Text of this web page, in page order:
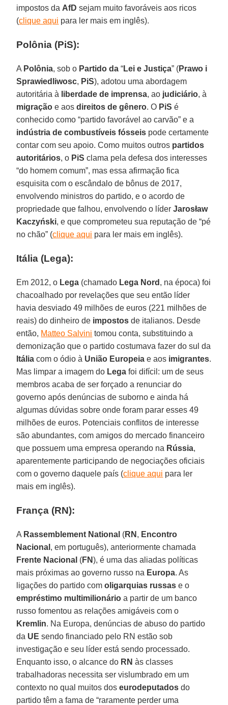
impostos da AfD sejam muito favoráveis aos ricos
(clique aqui para ler mais em inglês).
Polônia (PiS):
A Polônia, sob o Partido da“Lei e Justiça” (Prawo i
Sprawiedliwosc, PiS), adotou uma abordagem
autoritária à liberdade de imprensa, ao judiciário, à
migração e aosdireitos de gênero. O PiS é
conhecido como “partido favorável ao carvão” e a
indústria de combustíveis fósseis pode certamente
contar com seu apoio. Como muitos outros partidos
autoritários, o PiS clama pela defesa dos interesses
“do homem comum”, mas essa afirmação fica
esquisita com o escândalo de bônus de 2017,
envolvendo ministros do partido, e o acordo de
propriedade que falhou, envolvendo o líderJarosław
Kaczyński, e que comprometeu sua reputação de “pé
no chão” (clique aqui para ler mais em inglês).
Itália (Lega):
Em 2012, o Lega (chamado Lega Nord , na época) foi
chacoalhado por revelações que seu então líder
havia desviado 49 milhões de euros (221 milhões de
reais) do dinheiro de impostos de italianos. Desde
então, Matteo Salvini tomou conta, substituindo a
demonização que o partido costumava fazer do sul da
Itália com o ódio à União Europeia e aos imigrantes.
Mas limpar a imagem do Lega foi difícil: um de seus
membros acaba de ser forçado a renunciar do
governo após denúncias de suborno e ainda há
algumas dúvidas sobre onde foram parar esses 49
milhões de euros. Potenciais conflitos de interesse
são abundantes, com amigos do mercado financeiro
que possuem uma empresa operando na Rússia,
aparentemente participando de negociações oficiais
com o governo daquele país (clique aqui para ler
mais em inglês).
França (RN):
A Rassemblement National (RN , Encontro
Nacional , em português), anteriormente chamada
Frente Nacional (FN), é uma das aliadas políticas
mais próximas ao governo russo na Europa. As
ligações do partido comoligarquias russas e o
empréstimo multimilionário a partir de um banco
russo fomentou as relações amigáveis com o
Kremlin. Na Europa, denúncias de abuso do partido
da UE sendo financiado pelo RN estão sob
investigação e seu líder está sendo processado.
Enquanto isso, o alcance do RN às classes
trabalhadoras necessita ser vislumbrado em um
contexto no qual muitos doseurodeputados do
partido têm a fama de “raramente perder uma